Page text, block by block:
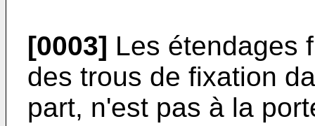
[0003] Les étendages
des trous de fixation
part, n'est pas à la